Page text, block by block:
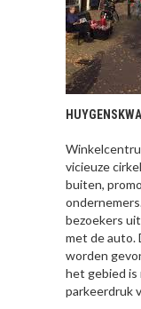
vicieuze
buiten,
bezoekers
met de auto.
worden
het gebied is
parkeerdruk